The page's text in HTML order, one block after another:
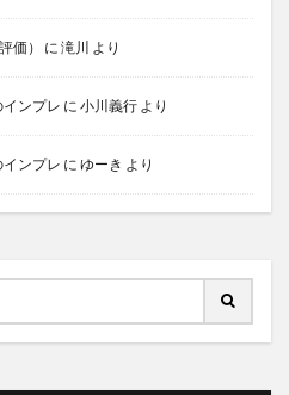
価） に 滝川 より
ンプレ に 小川義行 より
ンプレ に ゆーき より